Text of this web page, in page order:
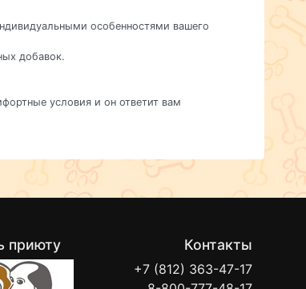
особенностями вашего
добавок.
условия и он ответит вам
приюту Контакты
+7 (812) 363-47-17